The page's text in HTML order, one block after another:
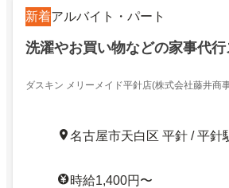
新着アルバイト・パート
洗濯やお買い物などの家事代
ダスキン メリーメイド平針店(株式会社藤井商
名古屋市天白区 平針 / 平針
時給1,400円〜